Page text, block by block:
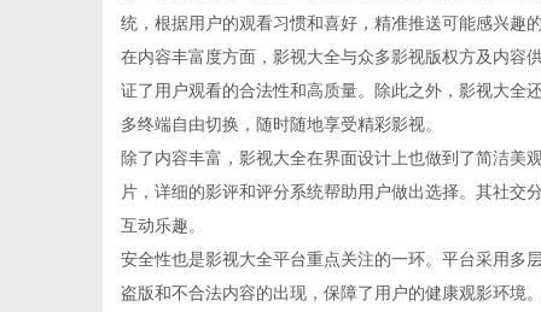
统，根据用户的观看习惯和喜好，精准推送可能感兴趣
在内容丰富度方面，影视大全与众多影视版权方及内容
证了用户观看的合法性和高质量。除此之外，影视大全
多终端自由切换，随时随地享受精彩影视。
除了内容丰富，影视大全在界面设计上也做到了简洁美
片，详细的影评和评分系统帮助用户做出选择。其社
互动乐趣。
安全性也是影视大全平台重点关注的一环。平台采用多
盗版和不合法内容的出现，保障了用户的健康观影环境